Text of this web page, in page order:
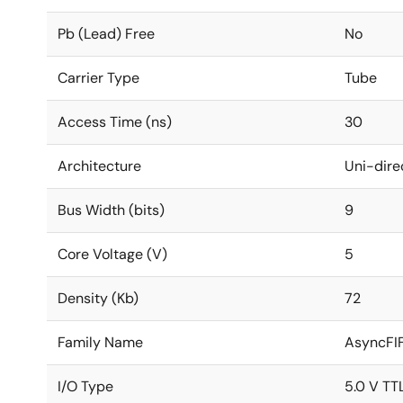
Pb (Lead) Free No
Carrier Type Tube
Access Time (ns) 30
Architecture Uni-
Bus Width (bits) 9
Core Voltage (V) 5
Density (Kb) 72
Family Name
I/O Type 5.0 V